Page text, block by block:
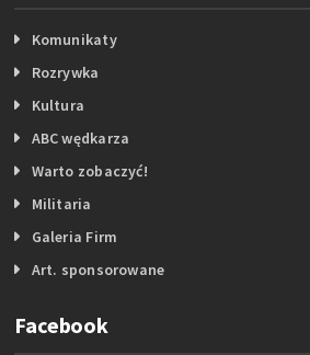
Komunikaty
Rozrywka
Kultura
ABC wędkarza
Warto zobaczyć!
Militaria
Galeria Firm
Art. sponsorowane
Facebook